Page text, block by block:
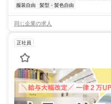
服装自由
髪型・髪色自由
同じ企業の求人
正社員